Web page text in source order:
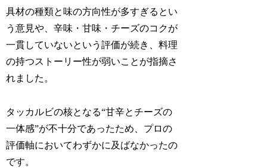
具材の種類と味の方向性が多すぎるとい
う意見や、辛味・甘味・チーズのコクが
一貫していないという評価が続き、料理
の持つストーリー性が弱いことが指摘さ
れました。
タッカルビの核となる“甘辛とチーズの
一体感”が不十分であったため、プロの
評価軸においてわずかに及ばなかったの
です。